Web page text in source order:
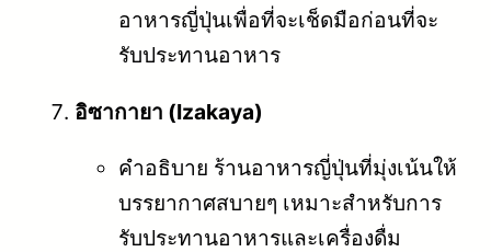
อาหารญี่ปุ่นเพื่อที่จะเช็ดมือก่อนที่จะ
รับประทานอาหาร
อิซากายา (Izakaya)
คำอธิบาย ร้านอาหารญี่ปุ่นที่มุ่งเน้นให้
บรรยากาศสบายๆ เหมาะสำหรับการ
รับประทานอาหารและเครื่องดื่ม